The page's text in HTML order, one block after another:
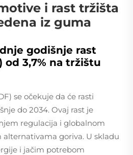
i rast tržišta
iz guma
godišnje rast
od 3,7% na tržištu
se očekuje da će rasti
do 2034. Ovaj rast je
regulacija i globalnom
goriva. U skladu
i jačim potrebom